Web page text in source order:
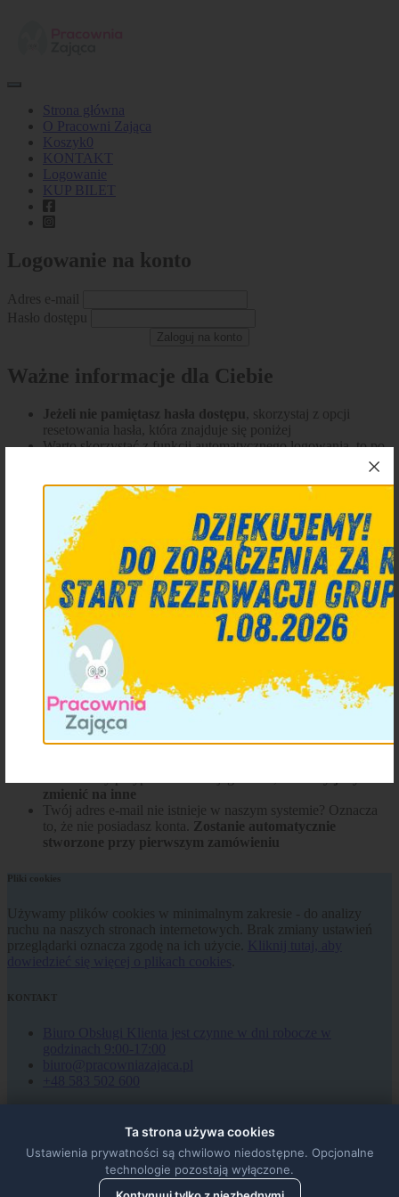
Strona główna
O Pracowni Zająca
Koszyk0
KONTAKT
Logowanie
KUP BILET
Logowanie na konto
Adres e-mail
Hasło dostępu
Zaloguj na konto
Ważne informacje dla Ciebie
Jeżeli nie pamiętasz hasła dostępu
, skorzystaj z opcji
resetowania hasła, która znajduje się poniżej
Warto skorzystać z funkcji automatycznego logowania, to po
na swoim koncie masz także możliwość zarządzania listą
uczestników
Jeśli nie posiadasz konta, bez obaw - na etapie realizacji
zamówienia zostanie stworzone automatycznie, nie musisz
go tworzyć samodzielnie
Nie pamiętasz hasła?
Adres e-mail
Przeczytaj uważnie!
Wprowadź adres e-mail powiązany z Twoim kontem klienta;
na podany adres zostanie przesłane nowe, bezpieczne hasło
zmienić na inne
Twój adres e-mail nie istnieje w naszym systemie? Oznacza
to, że nie posiadasz konta.
Zostanie automatycznie
stworzone przy pierwszym zamówieniu
Pliki cookies
Używamy plików cookies w minimalnym zakresie - do analizy
ruchu na naszych stronach internetowych. Brak zmiany ustawień
przeglądarki oznacza zgodę na ich użycie.
KONTAKT
POLITYKA PRYWATNOŚCI
REGULAMIN ZAKUPÓW
REGULAMIN IMPREZY
Ta strona używa cookies
Ustawienia prywatności są chwilowo niedostępne. Opcjonalne
technologie pozostają wyłączone.